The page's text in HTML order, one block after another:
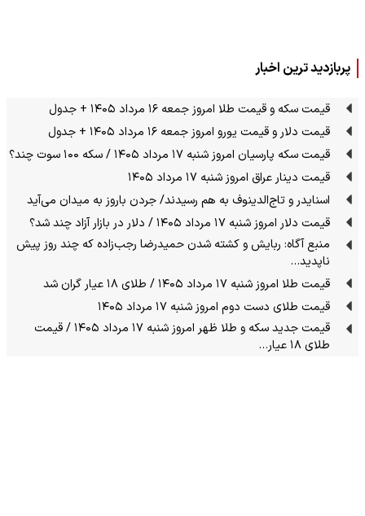
پربازدید ترین اخبار
قیمت سکه و قیمت طلا امروز جمعه ۱۶ مرداد ۱۴۰۵ + جدول
قیمت دلار و قیمت یورو امروز جمعه ۱۶ مرداد ۱۴۰۵ + جدول
قیمت سکه پارسیان امروز شنبه ۱۷ مرداد ۱۴۰۵ / سکه ۱۰۰ سوت چند؟
قیمت دینار عراق امروز شنبه ۱۷ مرداد ۱۴۰۵
اسنایدر و تاج‌الدینوف به هم رسیدند/ جردن باروز به میدان می‌آید
قیمت دلار امروز شنبه ۱۷ مرداد ۱۴۰۵ / دلار در بازار آزاد چند شد؟
منبع آگاه: ربایش و کشته شدن حمیدرضا رجب‌زاده که چند روز پیش
ناپدید…
قیمت طلا امروز شنبه ۱۷ مرداد ۱۴۰۵ / طلای ۱۸ عیار گران شد
قیمت طلای دست دوم امروز شنبه ۱۷ مرداد ۱۴۰۵
قیمت جدید سکه و طلا ظهر امروز شنبه ۱۷ مرداد ۱۴۰۵ / قیمت
طلای ۱۸ عیار…